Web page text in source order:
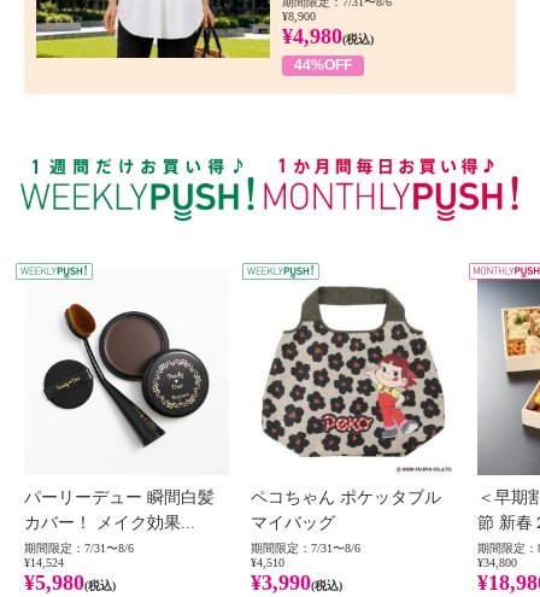
¥8,900
¥4,980(税込)
44%OFF
WEEKLY PUSH
パーリーデュー 瞬間白髪
カバー！ メイク効果...
期間限定：7/31〜8/6
¥14,524
¥5,980(税込)
ペコちゃん ポケッタブル
マイバッグ
期間限定：7/31〜8/6
¥4,510
¥3,990(税込)
＜早期
節 新春
期間限定：
¥34,800